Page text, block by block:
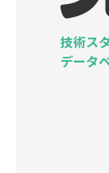
技術ス
データ